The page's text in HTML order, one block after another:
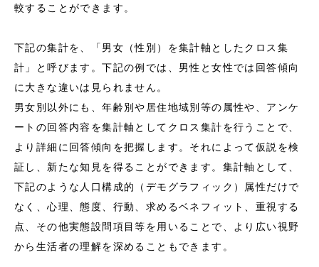
較することができます。
下記の集計を、「男女（性別）を集計軸としたクロス集
計」と呼びます。下記の例では、男性と女性では回答傾向
に大きな違いは見られません。
男女別以外にも、年齢別や居住地域別等の属性や、アンケ
ートの回答内容を集計軸としてクロス集計を行うことで、
より詳細に回答傾向を把握します。それによって仮説を検
証し、新たな知見を得ることができます。集計軸として、
下記のような人口構成的（デモグラフィック）属性だけで
なく、心理、態度、行動、求めるベネフィット、重視する
点、その他実態設問項目等を用いることで、より広い視野
から生活者の理解を深めることもできます。